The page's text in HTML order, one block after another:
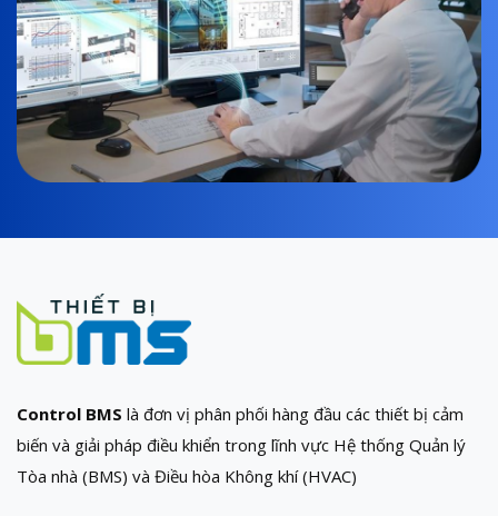
Control BMS là đơn vị phân phối hàng đầu các thiết bị cảm
biến và giải pháp điều khiển trong lĩnh vực Hệ thống Quản lý
Tòa nhà (BMS) và Điều hòa Không khí (HVAC)